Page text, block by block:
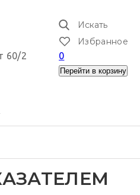
60/2
Искать
Избранное
0
Перейти в корзину